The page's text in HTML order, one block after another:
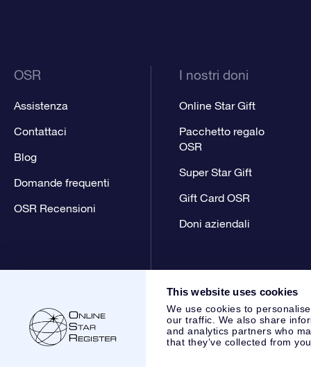
This website uses cookies
We use cookies to
our traffic. We also share
and analytics partners who
that they’ve collected from
OSR
Assistenza
Contattaci
Blog
Domande frequenti
OSR Recensioni
I nostri doni
Online Star Gift
Pacchetto regalo
OSR
Super Star Gift
Gift Card OSR
Doni aziendali